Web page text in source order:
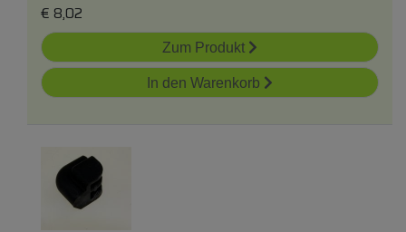
€ 8,02
Zum Produkt
In den Warenkorb